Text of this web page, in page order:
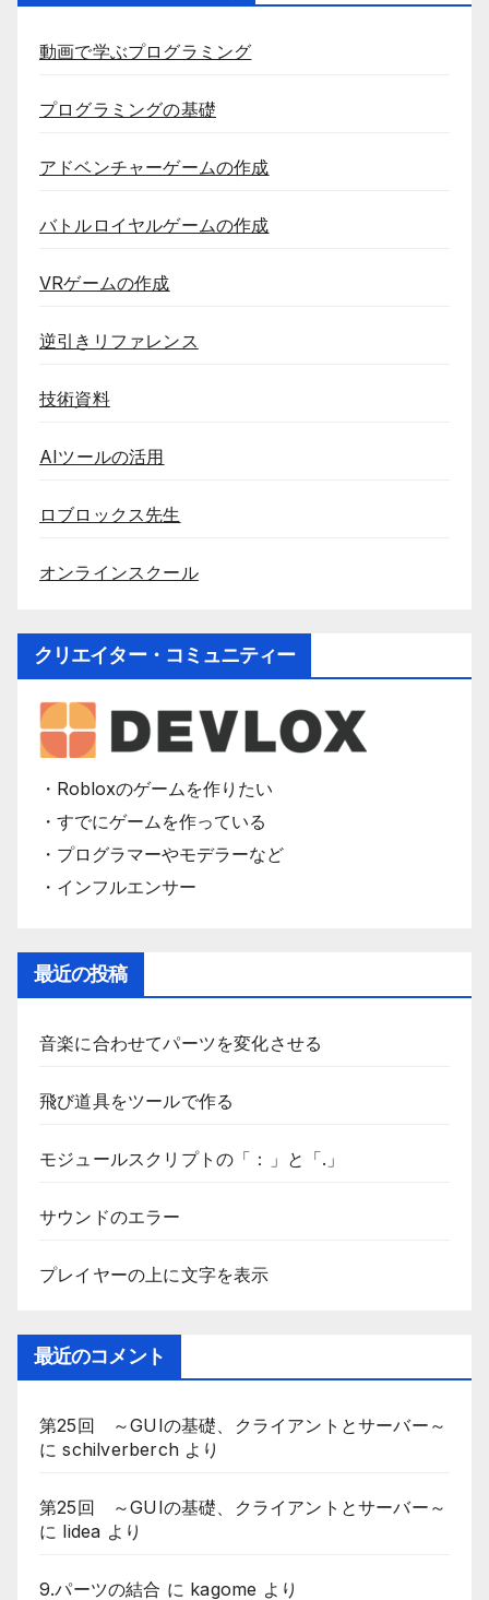
動画で学ぶプログラミング
プログラミングの基礎
アドベンチャーゲームの作成
バトルロイヤルゲームの作成
VRゲームの作成
逆引きリファレンス
技術資料
AIツールの活用
ロブロックス先生
オンラインスクール
クリエイター・コミュニティー
・Robloxのゲームを作りたい
・すでにゲームを作っている
・プログラマーやモデラーなど
・インフルエンサー
最近の投稿
音楽に合わせてパーツを変化させる
飛び道具をツールで作る
モジュールスクリプトの「：」と「.」
サウンドのエラー
プレイヤーの上に文字を表示
最近のコメント
第25回 ～GUIの基礎、クライアントとサーバー～
にschilverberch より
第25回 ～GUIの基礎、クライアントとサーバー～
に lidea より
9.パーツの結合 に kagome より